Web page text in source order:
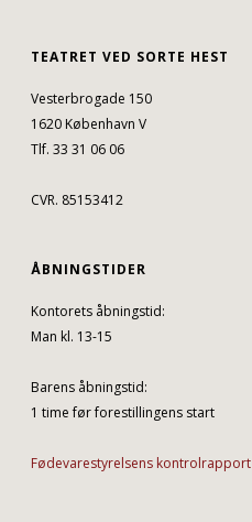
TEATRET VED SORTE HEST
Vesterbrogade 150
1620 København V
Tlf. 33 31 06 06
CVR. 85153412
ÅBNINGSTIDER
Kontorets åbningstid:
Man kl. 13-15
Barens åbningstid:
1 time før forestillingens start
Fødevarestyrelsens kontrolrapport